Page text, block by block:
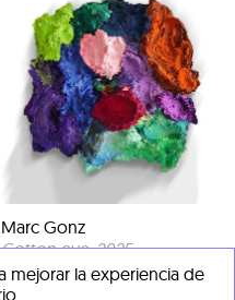
Marc Gonz
Cotton eye, 2025
óleo sobre fibra de vidrio
mejorar la experiencia de